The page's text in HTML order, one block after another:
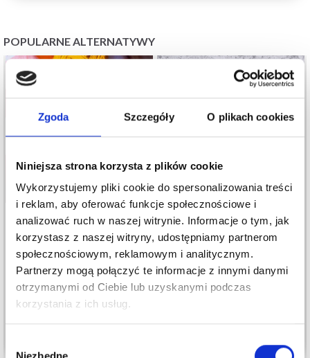
Zgoda Szczegóły O plikach cookies
Niniejsza strona korzysta z plików cookie
Wykorzystujemy pliki cookie do spersonalizowania treści
i reklam, aby oferować funkcje społecznościowe i
analizować ruch w naszej witrynie. Informacje o tym, jak
korzystasz z naszej witryny, udostępniamy partnerom
społecznościowym, reklamowym i analitycznym.
Partnerzy mogą połączyć te informacje z innymi danymi
otrzymanymi od Ciebie lub uzyskanymi podczas
korzystania z ich usług.
Niezbędne
POPULARNE ALTERNATYWY
20%
YARN AND COLORS
MUST-HAVE 8/4
8,80 zł10,99 zł
Okazja 12/08/2026
SVARTA FÅRET LISA
13,95 zł
Oszczędź nawet do 50%